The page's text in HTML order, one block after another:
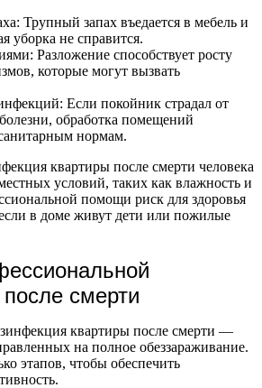
Трупный запах въедается в мебель и
уборка не справится.
Разложение способствует росту
которые могут вызвать
Если покойник страдал от
обработка помещений
нормам.
квартиры после смерти человека
условий, таких как влажность и
помощи риск для здоровья
если в доме живут дети или пожилые
смерти
квартиры после смерти —
на полное обеззараживание.
этапов, чтобы обеспечить